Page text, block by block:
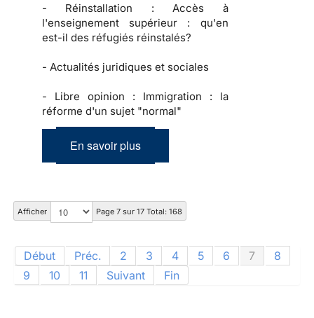
- Réinstallation : Accès à
l'enseignement supérieur : qu'en
est-il des réfugiés réinstalés?
- Actualités juridiques et sociales
- Libre opinion : Immigration : la
réforme d'un sujet "normal"
En savoir plus
Afficher Page 7 sur 17 Total: 168
Début Préc. 2 3 4 5 6 7
8
9
10 11 Suivant Fin